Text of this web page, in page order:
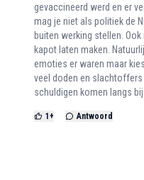
gevaccineerd werd en er
mag je niet als politiek de
buiten werking stellen.
kapot laten maken.
emoties er waren maar
veel doden en slachtoffers
schuldigen komen langs
1 + Antwoord